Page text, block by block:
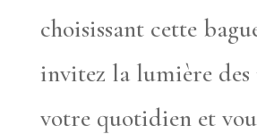
choisissant cette
invitez la lumière des
votre quotidien et